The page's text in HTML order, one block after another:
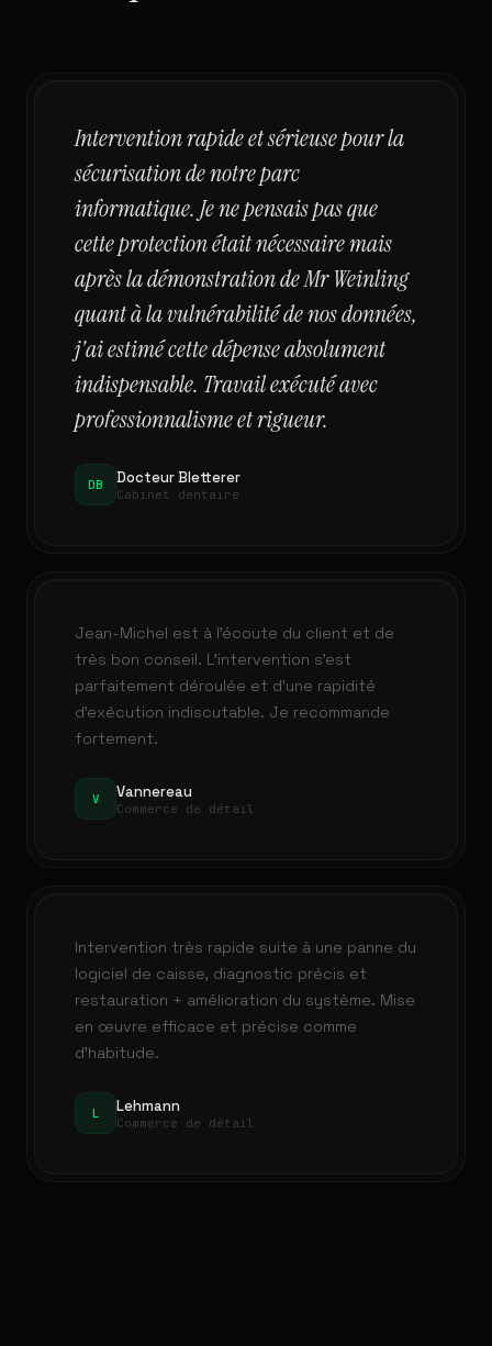
Intervention rapide et sérieuse pour la
sécurisation de notre parc
informatique. Je ne pensais pas que
cette protection était nécessaire mais
après la démonstration de Mr Weinling
quant à la vulnérabilité de nos données,
j'ai estimé cette dépense absolument
indispensable. Travail exécuté avec
professionnalisme et rigueur.
DB Docteur Bletterer
Cabinet dentaire
Jean-Michel est à l'écoute du client et de
très bon conseil. L'intervention s'est
parfaitement déroulée et d'une rapidité
d'exécution indiscutable. Je recommande
fortement.
V Vannereau
Commerce de détail
Intervention très rapide suite à une panne du
logiciel de caisse, diagnostic précis et
restauration + amélioration du système. Mise
en œuvre efficace et précise comme
d'habitude.
L Lehmann
Commerce de détail